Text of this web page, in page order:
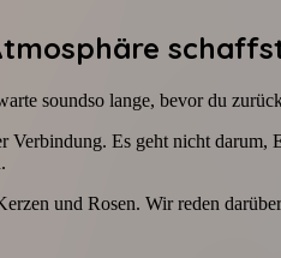
soundso lange, bevor du
Verbindung. Es geht nicht
und Rosen. Wir reden